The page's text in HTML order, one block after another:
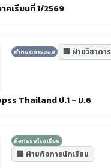
คเรียนที่ 1/2569
กำหนดการสอบ 🏢 ฝ่ายวิชาการ
Thailand ป.1 - ม.6
กิจกรรมโรงเรียน
🏢 ฝ่ายกิจการนักเรียน